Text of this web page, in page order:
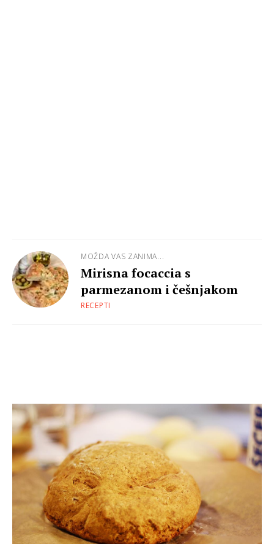
MOŽDA VAS ZANIMA...
Mirisna focaccia s
parmezanom i češnjakom
RECEPTI